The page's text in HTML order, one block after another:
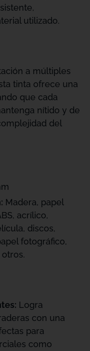
utilizado.
a múltiples
tinta ofrece una
que cada
nítido y de
del
Madera, papel
acrílico,
discos,
fotográfico,
Logra
con una
para
como